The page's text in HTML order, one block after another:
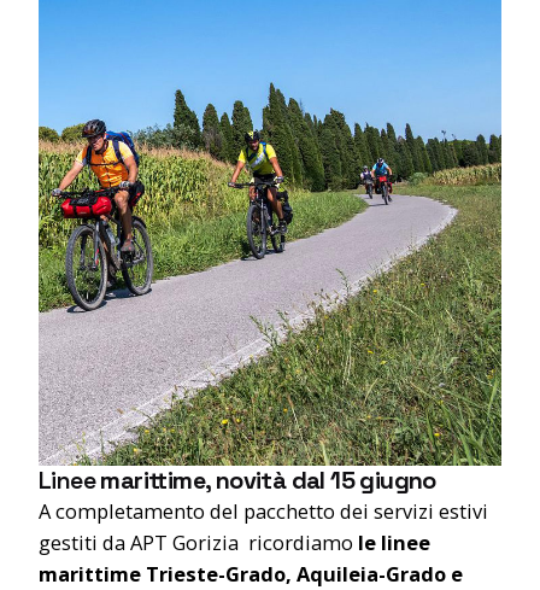
Lineemarittime, novità dal 15 giugno
A completamento del pacchetto dei servizi estivi
gestiti da APT Gorizia ricordiamo le linee
marittime Trieste-Grado, Aquileia-Grado e